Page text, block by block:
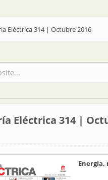
Eléctrica 314 | Octubre 2016
Eléctrica 314 |
Energía,